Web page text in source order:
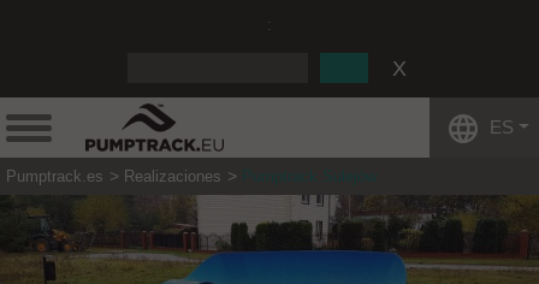
ES
Pumptrack.es Realizaciones Pumptrack Sulejów